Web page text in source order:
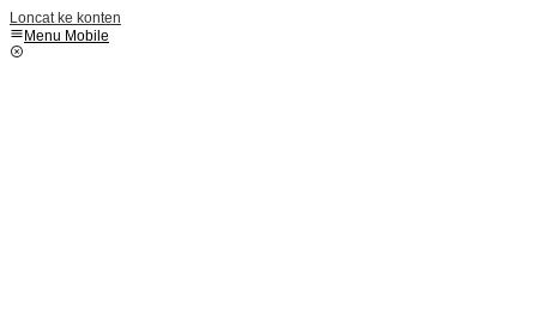
Loncat ke konten
Menu Mobile